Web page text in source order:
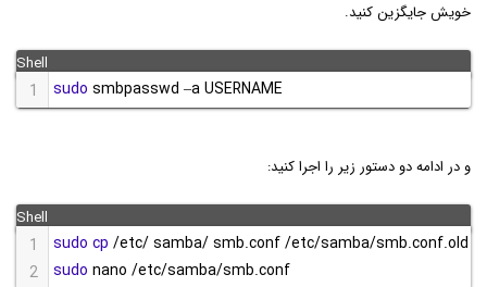
خویش جایگزین کنید.
1 sudo smbpasswd –a USERNAME
و در ادامه دو دستور زیر را اجرا کنید:
1 sudo cp /etc/ samba/ smb.conf /etc/samba/smb.conf.old
2
sudo nano /etc/samba/smb.conf